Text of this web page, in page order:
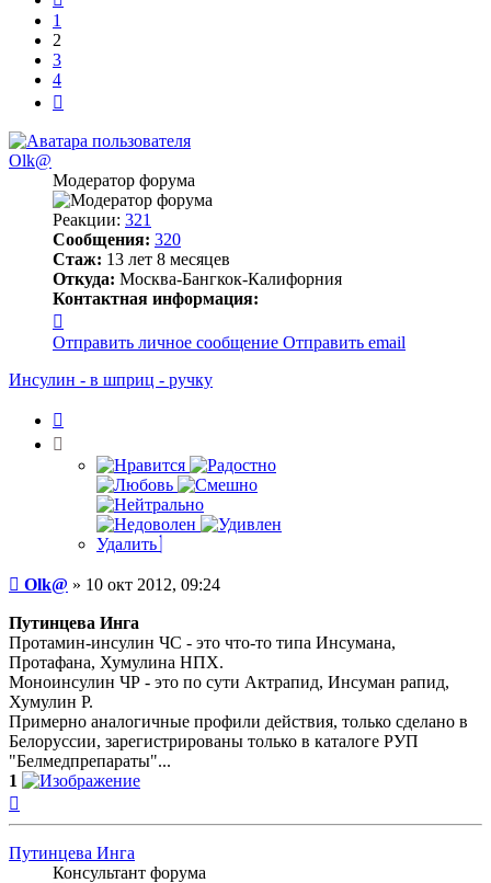
1
2
3
4
Olk@
Модератор форума
Реакции: 321
Сообщения: 320
Стаж: 13 лет 8 месяцев
Откуда: Москва-Бангкок-Калифорния
Контактная информация:
информация
пользователя
Olk@
Отправить личное сообщение Отправить email
Инсулин - в шприц - ручку
Удалить
Сообщение
Olk@ » 10 окт 2012, 09:24
Путинцева Инга
Протамин-инсулин ЧС - это что-то типа Инсумана,
Протафана, Хумулина НПХ.
Моноинсулин ЧР - это по сути Актрапид, Инсуман рапид,
Хумулин Р.
Примерно аналогичные профили действия, только сделано в
Белоруссии, зарегистрированы только в каталоге РУП
"Белмедпрепараты"...
1
Путинцева Инга
Консультант форума